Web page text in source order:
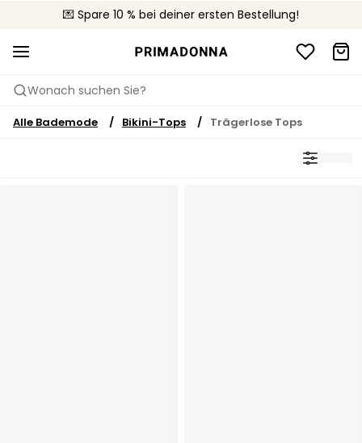
💌 Spare 10 % bei deiner ersten Bestellung!
🚚 Kostenloser Versand bei Bestellungen über CHF 150
📦 Kostenlose Rücksendungen
Wonach suchen Sie?
Alle Bademode Bikini-Tops Trägerlose Tops